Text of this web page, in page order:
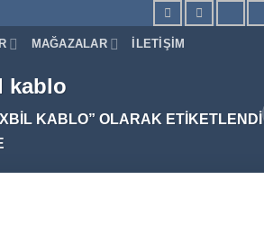
MAĞAZALAR İLETIŞIM
kablo
KABLO” OLARAK ETIKETLENDI